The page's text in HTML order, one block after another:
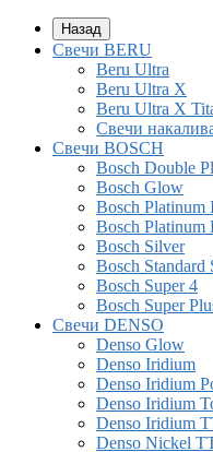
Назад
Свечи BERU
Beru Ultra
Beru Ultra X
Beru Ultra X
Свечи
Свечи BOSCH
Bosch Double
Bosch Glow
Bosch Platinum
Bosch Platinum
Bosch Silver
Bosch Standard
Bosch Super 4
Bosch Super
Свечи DENSO
Denso Glow
Denso Iridium
Denso Iridium
Denso Iridium
Denso Iridium
Denso Nickel